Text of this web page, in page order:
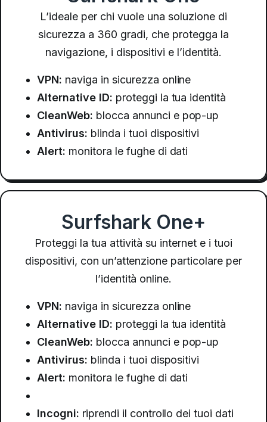
L’ideale per chi vuole una soluzione di
sicurezza a 360 gradi, che protegga la
navigazione, i dispositivi e l’identità.
VPN: naviga in sicurezza online
Alternative ID: proteggi la tua identità
CleanWeb: blocca annunci e pop-up
Antivirus: blinda i tuoi dispositivi
Alert: monitora le fughe di dati
Surfshark One+
Proteggi la tua attività su internet e i tuoi
dispositivi, con un’attenzione particolare per
l’identità online.
VPN: naviga in sicurezza online
Alternative ID: proteggi la tua identità
CleanWeb: blocca annunci e pop-up
Antivirus: blinda i tuoi dispositivi
Alert: monitora le fughe di dati
Incogni: riprendi il controllo dei tuoi dati